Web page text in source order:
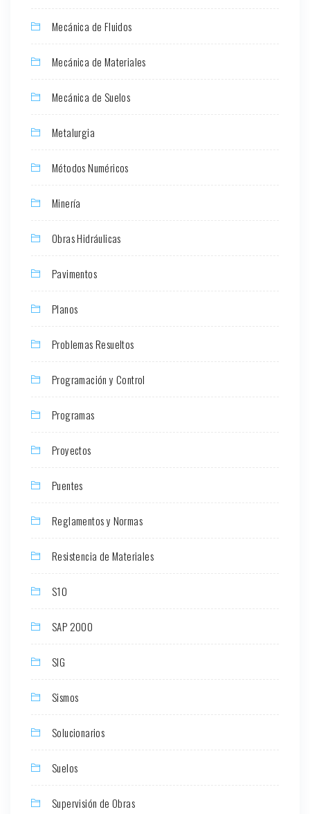
Mecánica de Fluidos
Mecánica de Materiales
Mecánica de Suelos
Metalurgia
Métodos Numéricos
Minería
Obras Hidráulicas
Pavimentos
Planos
Problemas Resueltos
Programación y Control
Programas
Proyectos
Puentes
Reglamentos y Normas
Resistencia de Materiales
S10
SAP 2000
SIG
Sismos
Solucionarios
Suelos
Supervisión de Obras